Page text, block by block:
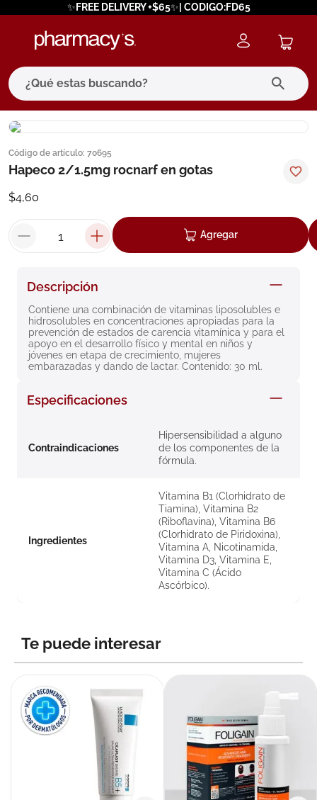
✨FREE DELIVERY +$65✨| CODIGO:FD65
¿Qué estas buscando?
Código de artículo: 70695
Hapeco 2/1.5mg rocnarf en gotas
$4,60
Agregar
Descripción
Contiene una combinación de vitaminas liposolubles e
hidrosolubles en concentraciones apropiadas para la
prevención de estados de carencia vitamínica y para el
apoyo en el desarrollo físico y mental en niños y
jóvenes en etapa de crecimiento, mujeres
embarazadas y dando de lactar. Contenido: 30 ml.
Especificaciones
Contraindicaciones
Hipersensibilidad a alguno
de los componentes de la
fórmula.
Ingredientes
Vitamina B1 (Clorhidrato de
Tiamina), Vitamina B2
(Riboflavina), Vitamina B6
(Clorhidrato de Piridoxina),
Vitamina A, Nicotinamida,
Vitamina D3, Vitamina E,
Vitamina C (Ácido
Ascórbico).
Te puede interesar